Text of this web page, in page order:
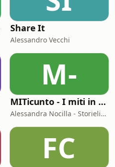
Share It
Alessandro Vecchi
M-
MITicunto - I miti in prima persona
Alessandra Nocilla - Storielibere.fm
FC